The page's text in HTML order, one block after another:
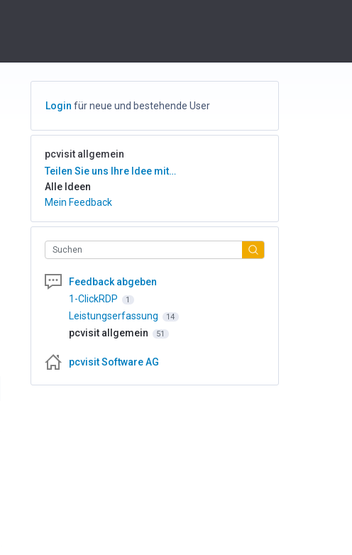
Login für neue und bestehende User
pcvisit allgemein
Kategorien
Teilen Sie uns Ihre Idee mit…
Alle Ideen
Mein Feedback
Suchen
Feedback abgeben
1-ClickRDP
1
Leistungserfassung 14
pcvisit allgemein 51
pcvisit Software AG